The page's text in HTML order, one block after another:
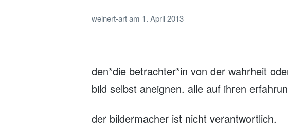
weinert-artam 1. April 2013
den*die betrachter*in von der wahrheit
bild selbst aneignen. alle auf ihren
der bildermacher ist nicht verantwortlich.